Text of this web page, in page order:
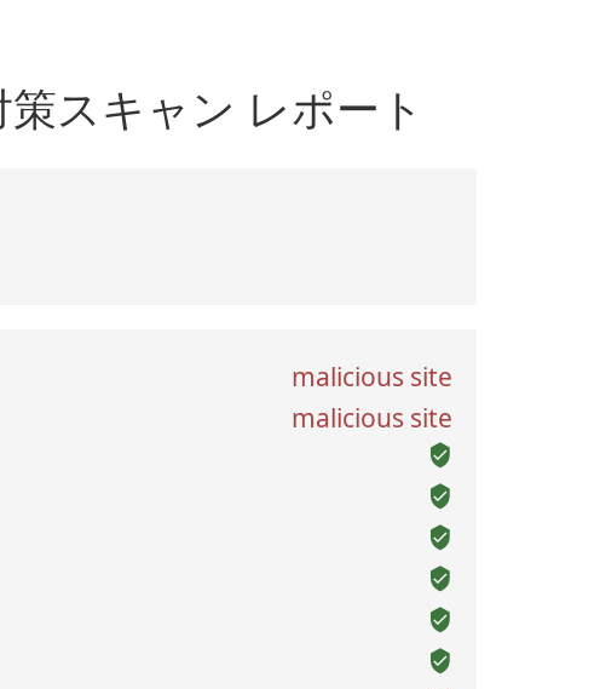
スキャン レポート
malicious site
malicious site